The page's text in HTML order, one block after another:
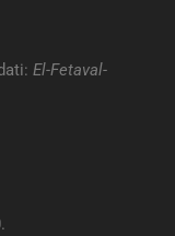
El-Fetaval-